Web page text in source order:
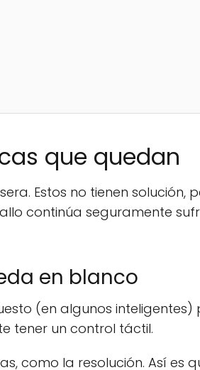
que quedan
Estos no tienen solución,
continúa seguramente
en blanco
(en algunos inteligentes)
tener un control táctil.
la resolución. Así es